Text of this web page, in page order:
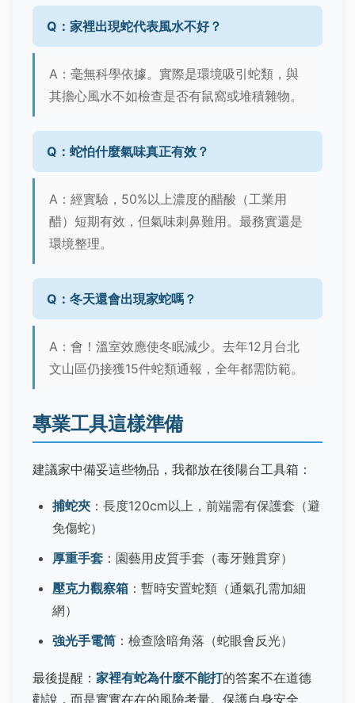
Q：家裡出現蛇代表風水不好？
A：毫無科學依據。實際是環境吸引蛇類，與
其擔心風水不如檢查是否有鼠窩或堆積雜物。
Q：蛇怕什麼氣味真正有效？
A：經實驗，50%以上濃度的醋酸（工業用
醋）短期有效，但氣味刺鼻難用。最務實還是
環境整理。
Q：冬天還會出現家蛇嗎？
A：會！溫室效應使冬眠減少。去年12月台北
文山區仍接獲15件蛇類通報，全年都需防範。
專業工具這樣準備
建議家中備妥這些物品，我都放在後陽台工具箱：
捕蛇夾 ：長度120cm以上，前端需有保護套（避
免傷蛇）
厚重手套 ：園藝用皮質手套（毒牙難貫穿）
壓克力觀察箱 ：暫時安置蛇類（通氣孔需加細
網）
強光手電筒 ：檢查陰暗角落（蛇眼會反光）
最後提醒： 家裡有蛇為什麼不能打的答案不在道德
勸說，而是實實在在的風險考量。保護自身安全、